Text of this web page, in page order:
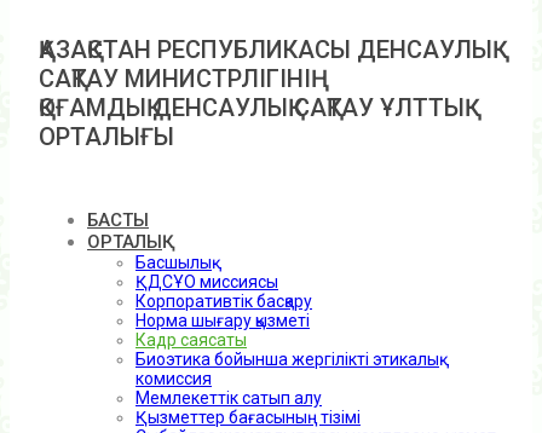
ҚАЗАҚСТАН РЕСПУБЛИКАСЫ ДЕНСАУЛЫҚ
САҚТАУ МИНИСТРЛІГІНІҢ
ҚОҒАМДЫҚ ДЕНСАУЛЫҚ САҚТАУ ҰЛТТЫҚ
ОРТАЛЫҒЫ
БАСТЫ
ОРТАЛЫҚ
Басшылық
ҚДСҰО миссиясы
Корпоративтік басқару
Норма шығару қызметі
Кадр саясаты
Биоэтика бойынша жергілікті этикалық
комиссия
Мемлекеттік сатып алу
Қызметтер бағасының тізімі